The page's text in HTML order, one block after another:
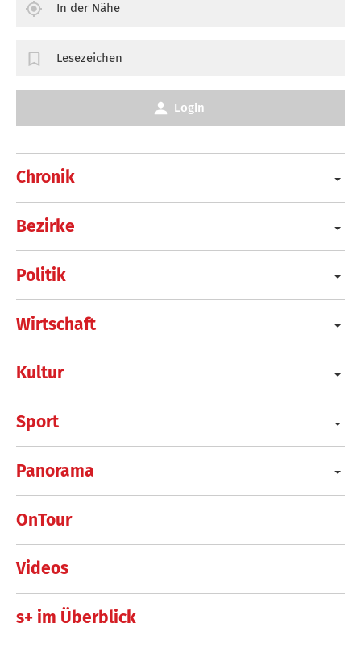
Chronik
Bezirke
Politik
Wirtschaft
Kultur
Sport
Panorama
OnTour
Videos
s+ im Überblick
In der Nähe
Lesezeichen
Login